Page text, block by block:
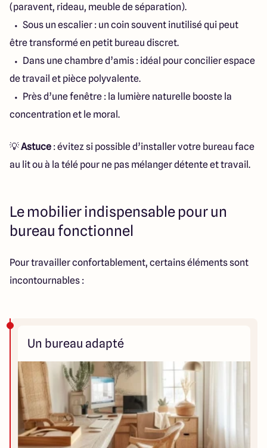
(paravent, rideau, meuble de séparation).
Sous un escalier : un coin souvent inutilisé qui peut
être transformé en petit bureau discret.
Dans une chambre d’amis : idéal pour concilier espace
de travail et pièce polyvalente.
Près d’une fenêtre : la lumière naturelle booste la
concentration et le moral.
💡Astuce : évitez si possible d’installer votre bureau face
au lit ou à la télé pour ne pas mélanger détente et travail.
Le mobilier indispensable pour un
bureau fonctionnel
Pour travailler confortablement, certains éléments sont
incontournables :
Un bureau adapté